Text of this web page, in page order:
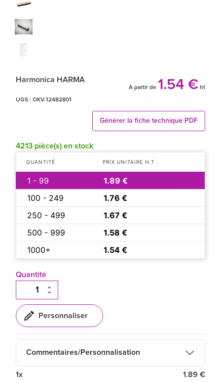
Harmonica HARMA
A partir de 1.54 € ht
UGS : OKV-12482801
Générer la fiche technique PDF
4213 pièce(s) en stock
QUANTITÉ PRIX UNITAIRE H.T
1 - 99
1.89 €
100 - 249
1.76 €
250 - 499
1.67 €
500 - 999
1.58 €
1000+
1.54 €
Quantité
Commentaires/Personnalisation
1x 1.89 €